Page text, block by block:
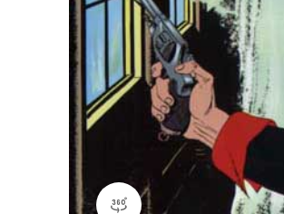
360 product view